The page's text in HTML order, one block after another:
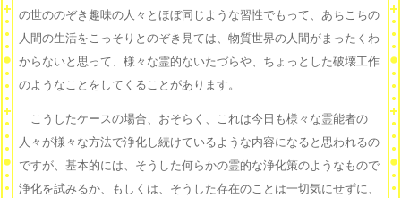
の世ののぞき趣味の人々とほぼ同じような習性でもって、あちこちの
人間の生活をこっそりとのぞき見ては、物質世界の人間がまったくわ
からないと思って、様々な霊的ないたづらや、ちょっとした破壊工作
のようなことをしてくることがあります。
こうしたケースの場合、おそらく、これは今日も様々な霊能者の
人々が様々な方法で浄化し続けているような内容になると思われるの
ですが、基本的には、そうした何らかの霊的な浄化策のようなもので
浄化を試みるか、もしくは、そうした存在のことは一切気にせずに、